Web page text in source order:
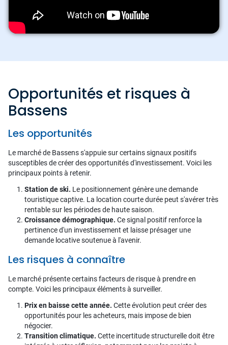
Opportunités et risques à
Bassens
Les opportunités
Le marché de Bassens s'appuie sur certains signaux positifs
susceptibles de créer des opportunités d'investissement. Voici les
principaux points à retenir.
Station de ski. Le positionnement génère une demande
touristique captive. La location courte durée peut s'avérer très
rentable sur les périodes de haute saison.
Croissance démographique. Ce signal positif renforce la
pertinence d'un investissement et laisse présager une
demande locative soutenue à l'avenir.
Les risques à connaître
Le marché présente certains facteurs de risque à prendre en
compte. Voici les principaux éléments à surveiller.
Prix en baisse cette année. Cette évolution peut créer des
opportunités pour les acheteurs, mais impose de bien
négocier.
Transition climatique. Cette incertitude structurelle doit être